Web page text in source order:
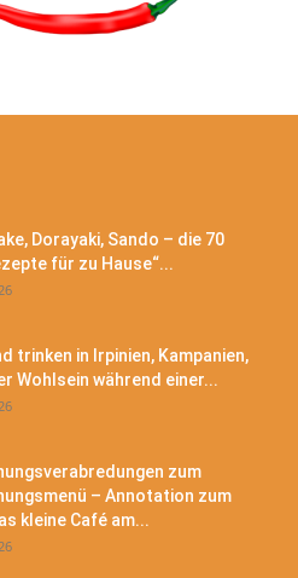
Dorayaki, Sando – die 70
für zu Hause“...
trinken in Irpinien, Kampanien,
Wohlsein während einer...
zum
– Annotation zum
kleine Café am...